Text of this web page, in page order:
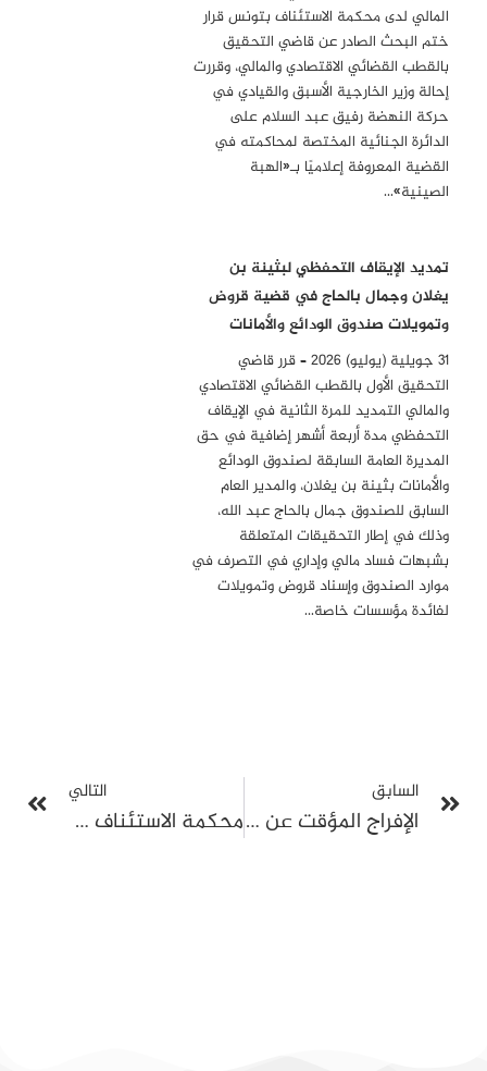
المالي لدى محكمة الاستئناف بتونس قرار
ختم البحث الصادر عن قاضي التحقيق
بالقطب القضائي الاقتصادي والمالي، وقررت
إحالة وزير الخارجية الأسبق والقيادي في
حركة النهضة رفيق عبد السلام على
الدائرة الجنائية المختصة لمحاكمته في
القضية المعروفة إعلاميًا بـ«الهبة
الصينية»…
تمديد الإيقاف التحفظي لبثينة بن
يغلان وجمال بالحاج في قضية قروض
وتمويلات صندوق الودائع والأمانات
31 جويلية (يوليو) 2026 – قرر قاضي
التحقيق الأول بالقطب القضائي الاقتصادي
والمالي التمديد للمرة الثانية في الإيقاف
التحفظي مدة أربعة أشهر إضافية في حق
المديرة العامة السابقة لصندوق الودائع
والأمانات بثينة بن يغلان، والمدير العام
السابق للصندوق جمال بالحاج عبد الله،
وذلك في إطار التحقيقات المتعلقة
بشبهات فساد مالي وإداري في التصرف في
موارد الصندوق وإسناد قروض وتمويلات
لفائدة مؤسسات خاصة…
السابق
الإفراج المؤقت عن 9 موقوفين بينهم سمير الطيّب في قضية “هنشير الشعّال”
التالي
محكمة الاستئناف تحجز قضية “التآمر 1” للتصريح بالحكم بعد جلسة مطوّلة استمرت أكثر من 7 ساعات